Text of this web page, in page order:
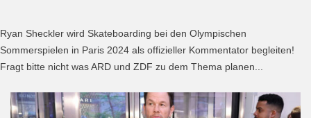
Ryan Sheckler wird Skateboarding bei den Olympischen
Sommerspielen in Paris 2024 als offizieller Kommentator begleiten!
Fragt bitte nicht was ARD und ZDF zu dem Thema planen...